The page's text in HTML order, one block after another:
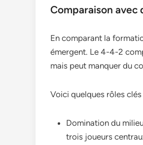
Comparaison avec
En comparant la
émergent. Le 4-4-2
mais peut manquer du
Voici quelques rôles
Domination du
trois joueurs